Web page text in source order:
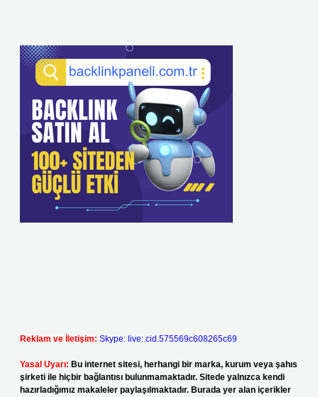
Reklam ve İletişim: Skype: live:.cid.575569c608265c69
Yasal Uyarı: Bu internet sitesi, herhangi bir marka, kurum veya şahıs
şirketi ile hiçbir bağlantısı bulunmamaktadır. Sitede yalnızca kendi
hazırladığımız makaleler paylaşılmaktadır. Burada yer alan içerikler